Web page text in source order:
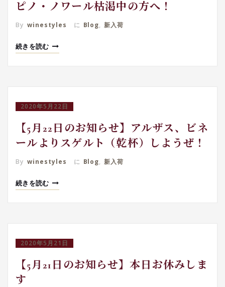
ピノ・ノワール枯渇中の方へ！
By winestyles に Blog, 新入荷
続きを読む
2020年5月22日
【5月22日のお知らせ】アルザス、ビネ
ールよりスゲルト（乾杯）しようぜ！
By winestyles に Blog, 新入荷
続きを読む
2020年5月21日
【5月21日のお知らせ】本日お休みしま
す